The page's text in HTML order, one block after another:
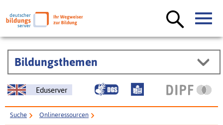
Bildungsthemen
Eduserver
Suche Onlineressourcen